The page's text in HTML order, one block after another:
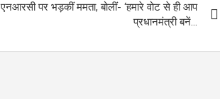
पर भड़कीं ममता, बोलीं- ‘हमारे वोट से ही आप
प्रधानमंत्री बनें…